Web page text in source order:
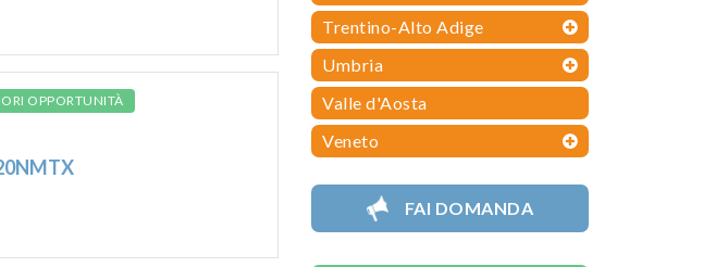
OPPORTUNITÀ
Trentino-Alto Adige
Umbria
Valle d'Aosta
Veneto
FAI DOMANDA